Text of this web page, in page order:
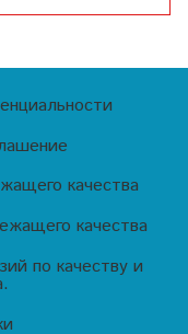
качества
качества
по качеству и